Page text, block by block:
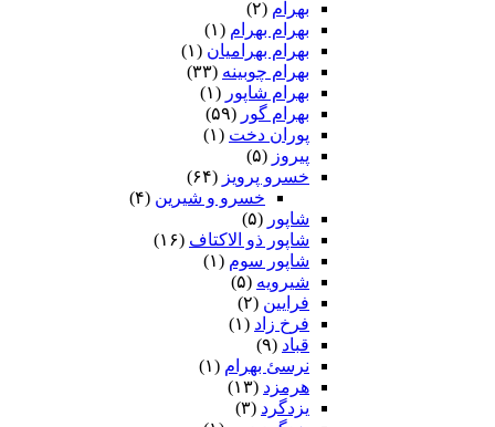
بهرام (۲)
بهرام بهرام (۱)
بهرام بهرامیان‏ (۱)
بهرام چوبینه (۳۳)
بهرام شاپور (۱)
بهرام گور (۵۹)
پوران دخت (۱)
پیروز (۵)
خسرو پرویز (۶۴)
خسرو و شیرین (۴)
شاپور (۵)
شاپور ذو الاکتاف (۱۶)
شاپور سوم‏ (۱)
شیرویه (۵)
فرایین (۲)
فرخ زاد (۱)
قباد (۹)
نرسئ بهرام‏ (۱)
هرمزد (۱۳)
یزدگرد (۳)